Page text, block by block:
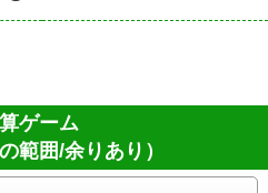
ゲーム
範囲/余りあり）